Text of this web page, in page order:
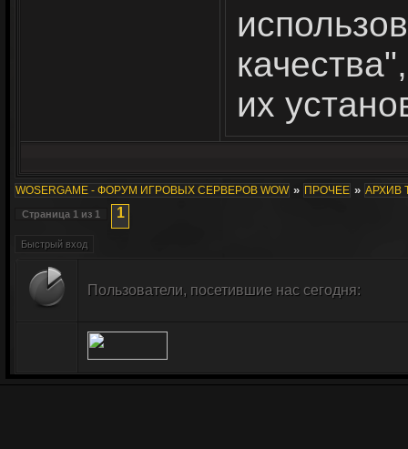
их
WOSERGAME - ФОРУМ ИГРОВЫХ СЕРВЕРОВ WOW » ПРОЧЕЕ » АРХИВ
Страница 1 из 1 1
Пользователи, посетившие нас сегодня: